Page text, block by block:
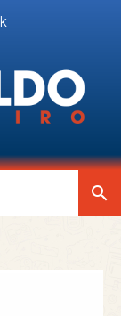
search